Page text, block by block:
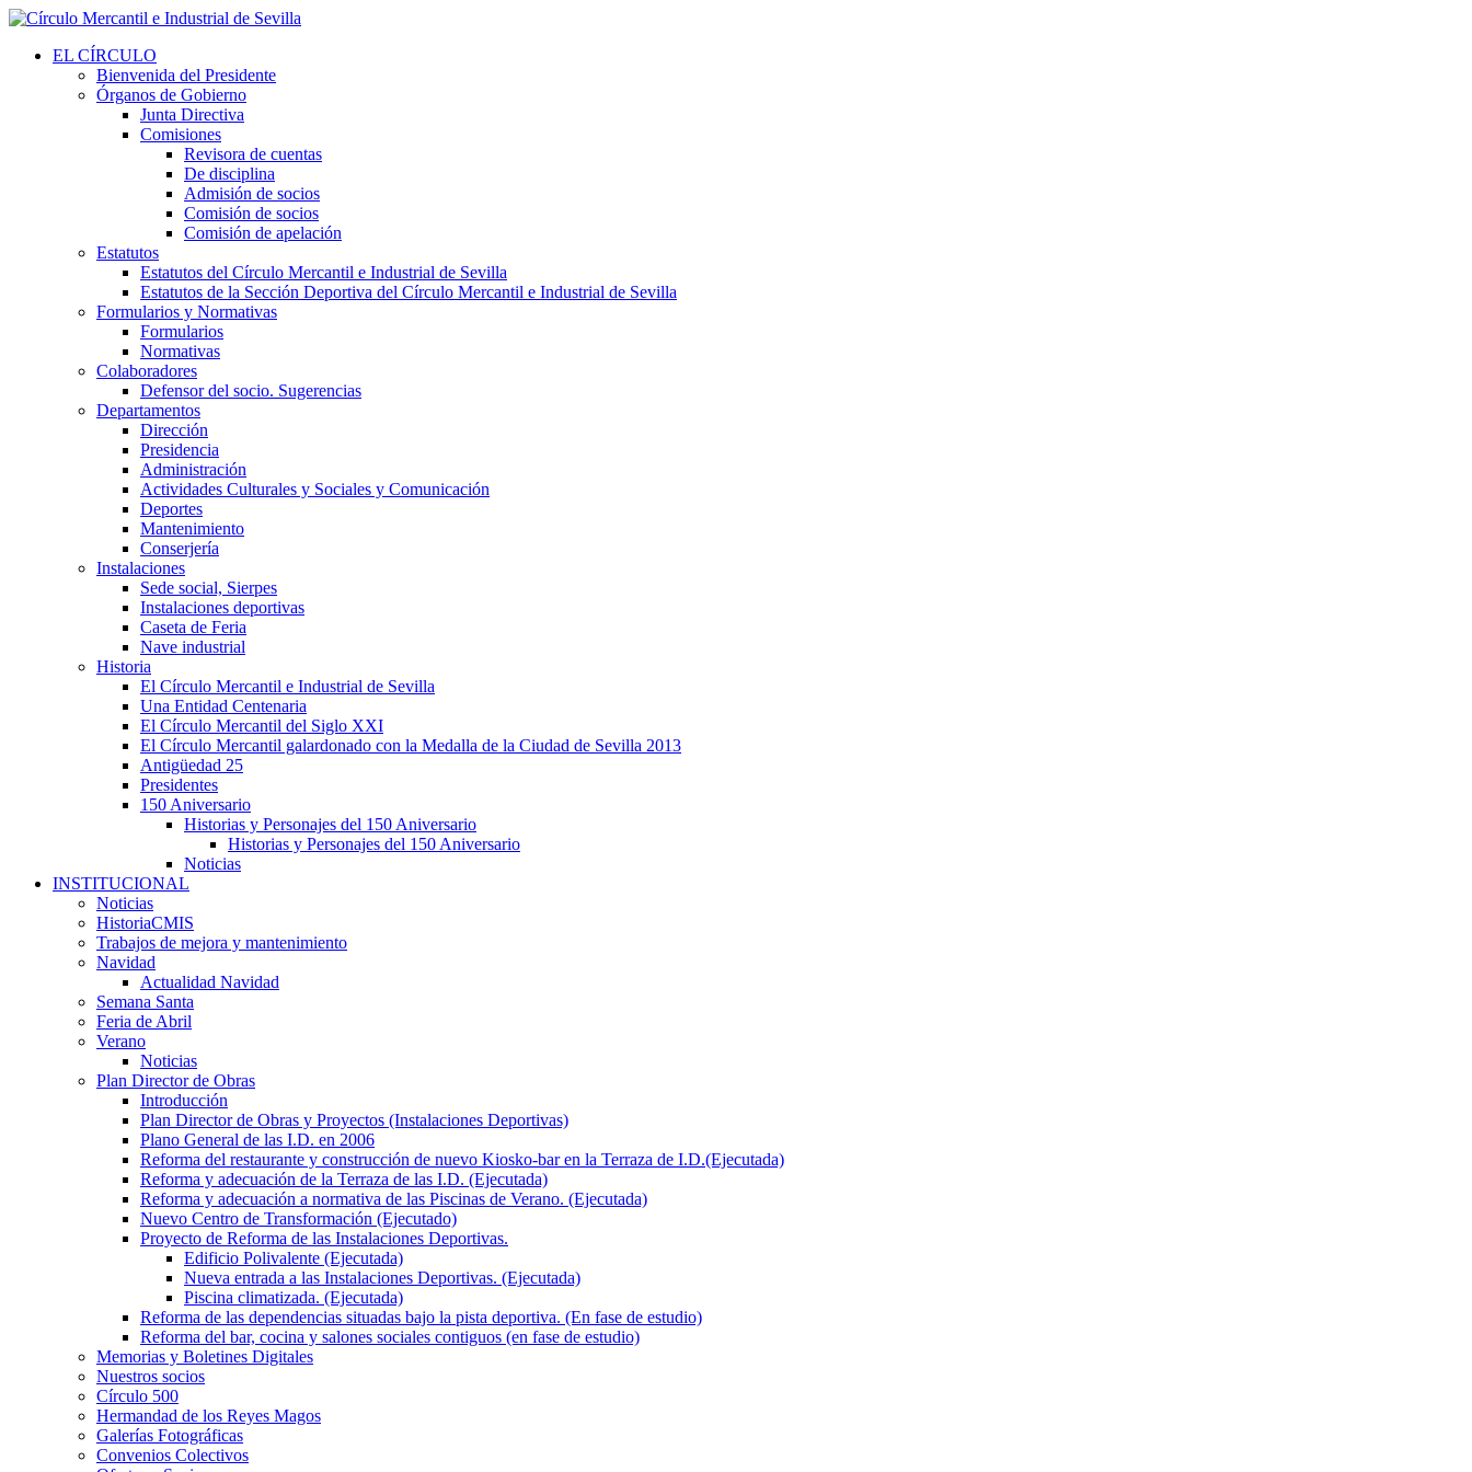
EL CÍRCULO
Bienvenida del Presidente
Órganos de Gobierno
Junta Directiva
Comisiones
Revisora de cuentas
De disciplina
Admisión de socios
Comisión de socios
Comisión de apelación
Estatutos
Estatutos del Círculo Mercantil e Industrial de Sevilla
Estatutos de la Sección Deportiva del Círculo Mercantil e Industrial de Sevilla
Formularios y Normativas
Formularios
Normativas
Colaboradores
Defensor del socio. Sugerencias
Departamentos
Dirección
Presidencia
Administración
Actividades Culturales y Sociales y Comunicación
Deportes
Mantenimiento
Conserjería
Instalaciones
Sede social, Sierpes
Instalaciones deportivas
Caseta de Feria
Nave industrial
Historia
El Círculo Mercantil e Industrial de Sevilla
Una Entidad Centenaria
El Círculo Mercantil del Siglo XXI
El Círculo Mercantil galardonado con la Medalla de la Ciudad de Sevilla 2013
Antigüedad 25
Presidentes
150 Aniversario
Historias y Personajes del 150 Aniversario
Historias y Personajes del 150 Aniversario
Noticias
INSTITUCIONAL
Noticias
HistoriaCMIS
Trabajos de mejora y mantenimiento
Navidad
Actualidad Navidad
Semana Santa
Feria de Abril
Verano
Noticias
Plan Director de Obras
Introducción
Plan Director de Obras y Proyectos (Instalaciones Deportivas)
Plano General de las I.D. en 2006
Reforma del restaurante y construcción de nuevo Kiosko-bar en la Terraza de I.D.(Ejecutada)
Reforma y adecuación de la Terraza de las I.D. (Ejecutada)
Reforma y adecuación a normativa de las Piscinas de Verano. (Ejecutada)
Nuevo Centro de Transformación (Ejecutado)
Proyecto de Reforma de las Instalaciones Deportivas.
Edificio Polivalente (Ejecutada)
Nueva entrada a las Instalaciones Deportivas. (Ejecutada)
Piscina climatizada. (Ejecutada)
Reforma de las dependencias situadas bajo la pista deportiva. (En fase de estudio)
Reforma del bar, cocina y salones sociales contiguos (en fase de estudio)
Memorias y Boletines Digitales
Nuestros socios
Círculo 500
Hermandad de los Reyes Magos
Galerías Fotográficas
Convenios Colectivos